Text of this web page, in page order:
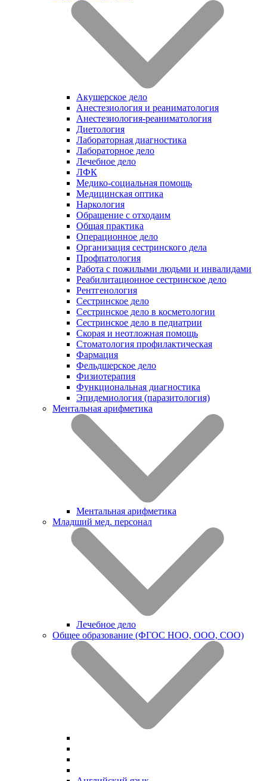
Акушерское дело
Анестезиология и реаниматология
Анестезиология-реаниматология
Диетология
Лабораторная диагностика
Лабораторное дело
Лечебное дело
ЛФК
Медико-социальная помощь
Медицинская оптика
Наркология
Обращение с отходаим
Общая практика
Операционное дело
Организация сестринского дела
Профпатология
Работа с пожилыми людьми и инвалидами
Реабилитационное сестринское дело
Рентгенология
Сестринское дело
Сестринское дело в косметологии
Сестринское дело в педиатрии
Скорая и неотложная помощь
Стоматология профилактическая
Фармация
Фельдшерское дело
Физиотерапия
Функциональная диагностика
Эпидемиология (паразитология)
Ментальная арифметика
Ментальная арифметика
Младший мед. персонал
Лечебное дело
Общее образование (ФГОС НОО, ООО, СОО)